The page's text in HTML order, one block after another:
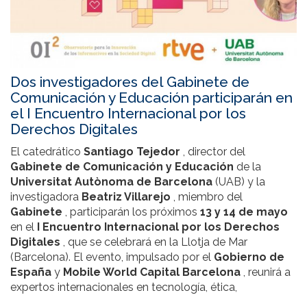
Dos investigadores del Gabinete de
Comunicación y Educación participarán en
el I Encuentro Internacional por los
Derechos Digitales
El catedrático Santiago Tejedor , director del
Gabinete de Comunicación y Educación de la
Universitat Autònoma de Barcelona (UAB) y la
investigadora Beatriz Villarejo , miembro del
Gabinete , participarán los próximos 13 y 14 de mayo
en el
I Encuentro Internacional por los Derechos
Digitales , que se celebrará en la Llotja de Mar
(Barcelona). El evento, impulsado por el Gobierno de
España y Mobile World Capital Barcelona , reunirá a
expertos internacionales en tecnología, ética,